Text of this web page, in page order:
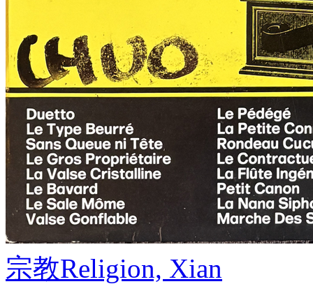
宗教Religion, Xian